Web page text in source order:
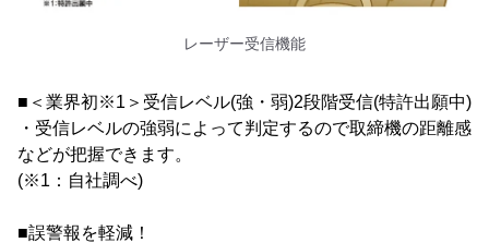
レーザー受信機能
■＜業界初※1＞受信レベル(強・弱)2段階受信(特許出願中)
・受信レベルの強弱によって判定するので取締機の距離感
などが把握できます。
(※1：自社調べ)
■誤警報を軽減！